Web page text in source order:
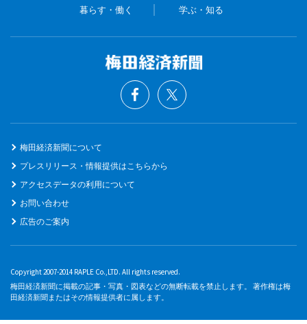
暮らす・働く 学ぶ・知る
梅田経済新聞について
プレスリリース・情報提供はこちらから
アクセスデータの利用について
お問い合わせ
広告のご案内
Copyright 2007-2014 RAPLE Co.,LTD. All rights reserved.
梅田経済新聞に掲載の記事・写真・図表などの無断転載を禁止します。 著作権は梅
田経済新聞またはその情報提供者に属します。